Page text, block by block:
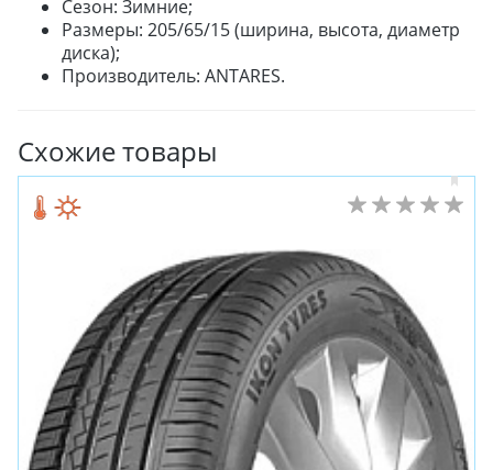
Сезон: Зимние;
Размеры: 205/65/15 (ширина, высота, диаметр
диска);
Производитель: ANTARES.
Схожие товары